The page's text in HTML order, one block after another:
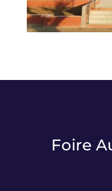
Foire